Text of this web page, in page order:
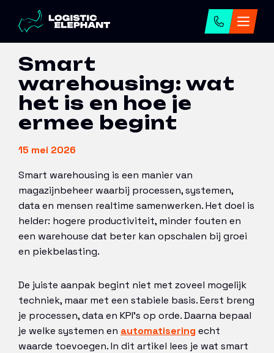
Home →Artikelen Smart warehousing
Smart
warehousing: wat
het is en hoe je
ermee begint
15 mei 2026
Smart warehousing is een manier van
magazijnbeheer waarbij processen, systemen,
data en mensen realtime samenwerken. Het doel is
helder: hogere productiviteit, minder fouten en
een warehouse dat beter kan opschalen bij groei
en piekbelasting.
De juiste aanpak begint niet met zoveel mogelijk
techniek, maar met een stabiele basis. Eerst breng
je processen, data en KPI’s op orde. Daarna bepaal
je welke systemen en automatisering echt
waarde toevoegen. In dit artikel lees je wat smart